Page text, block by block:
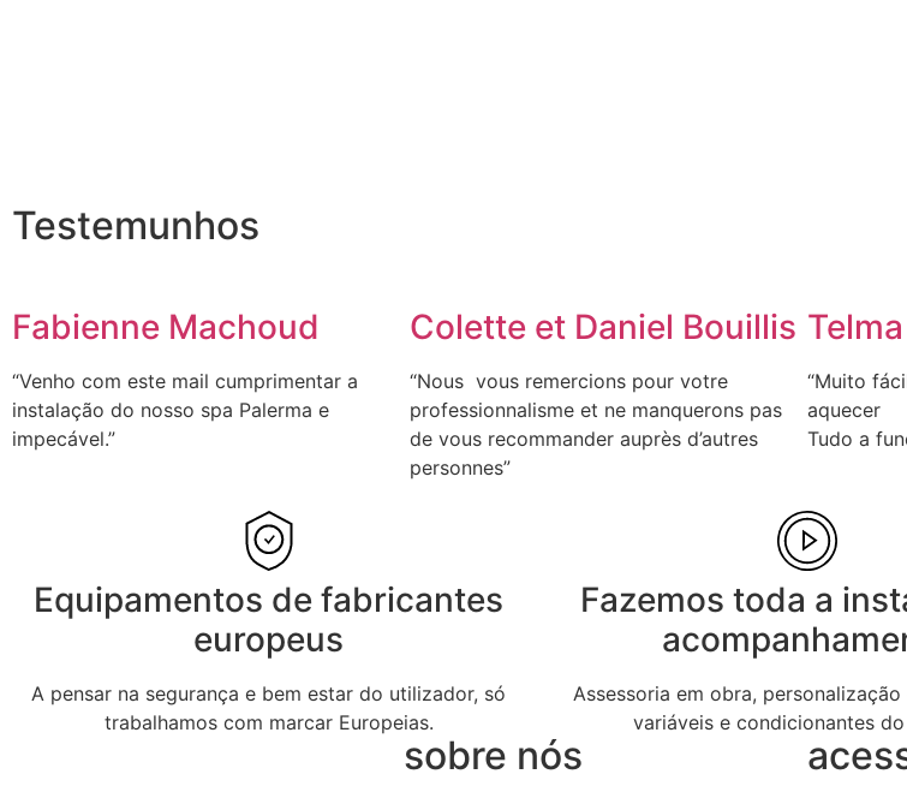
Testemunhos
Fabienne Machoud
“Venho com este mail cumprimentar a
instalação do nosso spa Palerma e
impecável.”
Colette et Daniel Bouillis
“Nous vous remercions pour votre
professionnalisme et ne manquerons pas
de vous recommander auprès d’autres
personnes”
“Muito
aquecer
Tudo a
Equipamentos de fabricantes
europeus
A pensar na segurança e bem estar do utilizador, só
trabalhamos com marcar Europeias.
Fazemos toda a
Assessoria em obra,
variáveis e condicionantes
sobre nós